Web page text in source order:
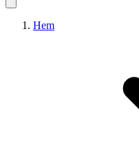
Hem